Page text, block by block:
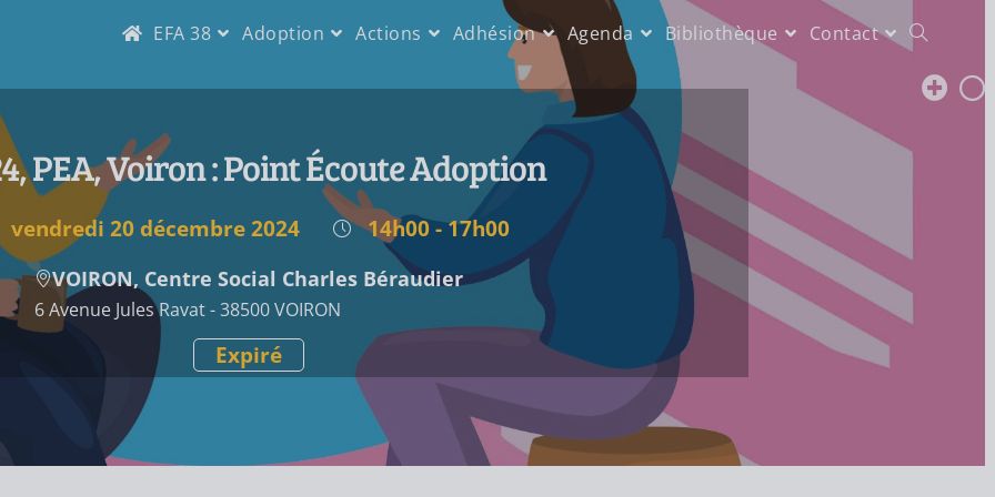
EFA 38 Adoption Actions Adhésion Agenda Bibliothèque Contact
PEA, Voiron : Point Écoute Adoption
vendredi 20 décembre 2024
Expiré
14h00 - 17h00
VOIRON, Centre Social Charles Béraudier
6 Avenue Jules Ravat - 38500 VOIRON